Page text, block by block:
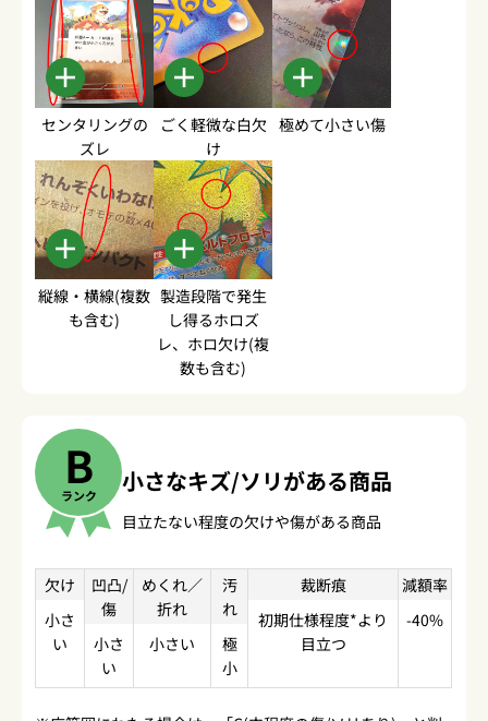
センタリングの
ズレ
ごく軽微な白欠
け
極めて小さい傷
縦線・横線(複数
も含む)
製造段階で発生
し得るホロズ
レ、ホロ欠け(複
数も含む)
B
ランク 小さなキズ/ソリがある商品
目立たない程度の欠けや傷がある商品
欠け
小さ
い
凹凸/
傷
小さ
い
めくれ／
折れ
小さい
汚
れ
極
小
裁断痕
初期仕様程度*より
目立つ
減額率
-40%